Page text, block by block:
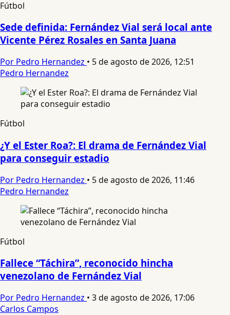
Fútbol
Sede definida: Fernández Vial será local ante
Vicente Pérez Rosales en Santa Juana
Por Pedro Hernandez • 5 de agosto de 2026, 12:51
Pedro Hernandez
Fútbol
¿Y el Ester Roa?: El drama de Fernández Vial
para conseguir estadio
Por Pedro Hernandez • 5 de agosto de 2026, 11:46
Pedro Hernandez
Fútbol
Fallece “Táchira”, reconocido hincha
venezolano de Fernández Vial
Por Pedro Hernandez • 3 de agosto de 2026, 17:06
Carlos Campos